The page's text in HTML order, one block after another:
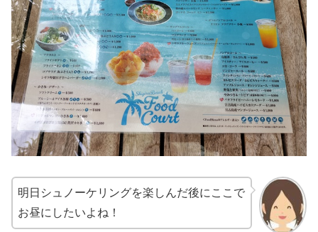
明日シュノーケリングを楽しんだ後にここで
お昼にしたいよね！